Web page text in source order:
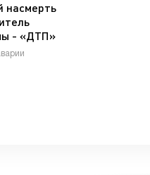
насмерть
- «ДТП»